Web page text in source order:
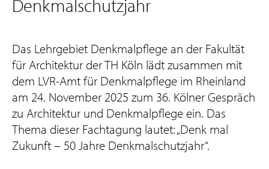
Denkmalschutzjahr
Das Lehrgebiet Denkmalpflege an der Fakultät
für Architektur der TH Köln lädt zusammen mit
dem LVR-Amt für Denkmalpflege im Rheinland
am 24. November 2025 zum 36. Kölner Gespräch
zu Architektur und Denkmalpflege ein. Das
Thema dieser Fachtagung lautet: „Denk mal
Zukunft – 50 Jahre Denkmalschutzjahr“.